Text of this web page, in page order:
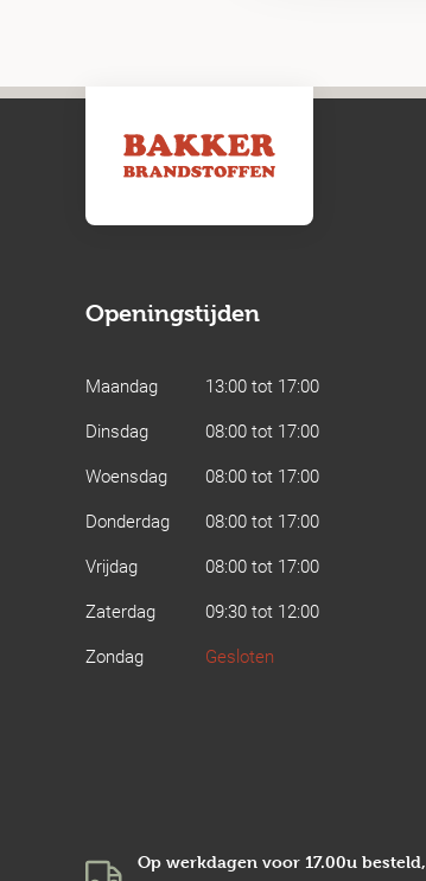
Openingstijden
Maandag
13:00 tot 17:00
Dinsdag
08:00 tot 17:00
Woensdag
08:00 tot 17:00
Donderdag
08:00 tot 17:00
Vrijdag
08:00 tot 17:00
Zaterdag
09:30 tot 12:00
Zondag
Gesloten
Op werkdagen voor 17.00u besteld,